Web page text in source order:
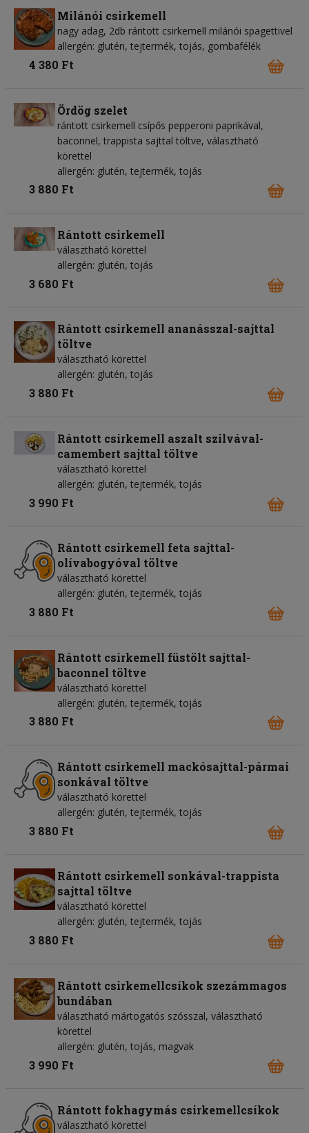
Milánói csirkemell
nagy adag, 2db rántott csirkemell milánói spagettivel
allergén: glutén, tejtermék, tojás, gombafélék
4 380 Ft
Ördög szelet
rántott csirkemell csípős pepperoni paprikával,
baconnel, trappista sajttal töltve, választható
körettel
allergén: glutén, tejtermék, tojás
3 880 Ft
Rántott csirkemell
választható körettel
allergén: glutén, tojás
3 680 Ft
Rántott csirkemell ananásszal-sajttal
töltve
választható körettel
allergén: glutén, tojás
3 880 Ft
Rántott csirkemell aszalt szilvával-
camembert sajttal töltve
választható körettel
allergén: glutén, tejtermék, tojás
3 990 Ft
Rántott csirkemell feta sajttal-
olívabogyóval töltve
választható körettel
allergén: glutén, tejtermék, tojás
3 880 Ft
Rántott csirkemell füstölt sajttal-
baconnel töltve
választható körettel
allergén: glutén, tejtermék, tojás
3 880 Ft
Rántott csirkemell mackósajttal-pármai
sonkával töltve
választható körettel
allergén: glutén, tejtermék, tojás
3 880 Ft
Rántott csirkemell sonkával-trappista
sajttal töltve
választható körettel
allergén: glutén, tejtermék, tojás
3 880 Ft
Rántott csirkemellcsíkok szezámmagos
bundában
választható mártogatós szósszal, választható
körettel
allergén: glutén, tojás, magvak
3 990 Ft
Rántott fokhagymás csirkemellcsíkok
választható körettel